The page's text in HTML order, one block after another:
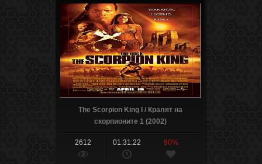
The Scorpion King I / Кралят на
скорпионите 1 (2002)
2612 01:31:22 90%